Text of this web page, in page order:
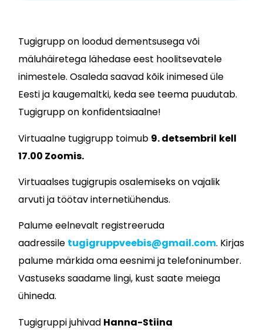
Tugigrupp on loodud dementsusega või
mäluhäiretega lähedase eest hoolitsevatele
inimestele. Osaleda saavad kõik inimesed üle
Eesti ja kaugemaltki, keda see teema puudutab.
Tugigrupp on konfidentsiaalne!
Virtuaalne tugigrupp toimub 9. detsembril kell
17.00 Zoomis.
Virtuaalses tugigrupis osalemiseks on vajalik
arvuti ja töötav internetiühendus.
Palume eelnevalt registreeruda
aadressile tugigruppveebis@gmail.com. Kirjas
palume märkida oma eesnimi ja telefoninumber.
Vastuseks saadame lingi, kust saate meiega
ühineda.
Tugigruppi juhivad Hanna-Stiina